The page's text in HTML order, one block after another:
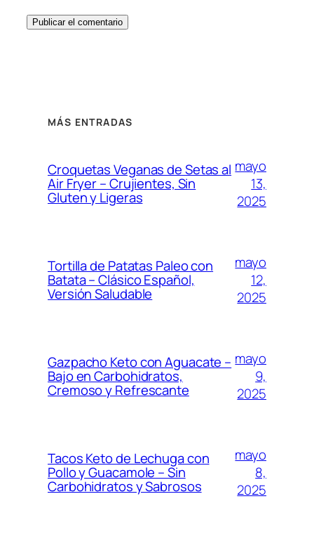
MÁS ENTRADAS
Croquetas Veganas de Setas al
Air Fryer – Crujientes, Sin
Gluten y Ligeras
mayo
13,
2025
Tortilla de Patatas Paleo con
Batata – Clásico Español,
Versión Saludable
mayo
12,
2025
Gazpacho Keto con Aguacate –
Bajo en Carbohidratos,
Cremoso y Refrescante
mayo
9,
2025
Tacos Keto de Lechuga con
Pollo y Guacamole – Sin
Carbohidratos y Sabrosos
mayo
8,
2025